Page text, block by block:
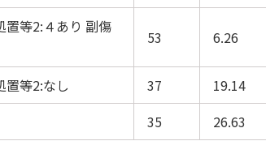
置等2:４あり 副傷
53 6.26
置等2:なし 37 19.14
35 26.63